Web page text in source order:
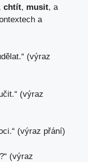
chtít,⁢ musit,⁣ a ​
a
(výraz
(výraz
(výraz ⁤přání)
(výraz